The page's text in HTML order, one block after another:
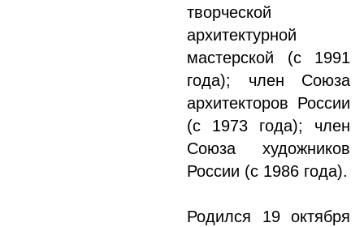
творческой
архитектурной
мастерской (с 1991
года); член Союза
архитекторов России
(с 1973 года); член
Союза художников
России (с 1986 года).
Родился 19 октября